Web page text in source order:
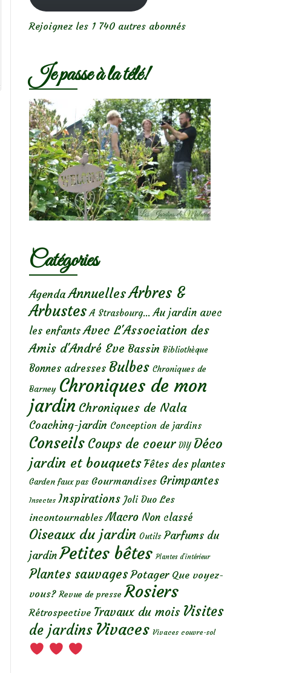
Rejoignez les 1 740 autres abonnés
Je passe à la télé!
Catégories
Agenda AnnuellesArbres &
Arbustes A Strasbourg... Au jardin avec
les enfants Avec L'Association des
Amis d'André Eve Bassin Bibliothèque
Bonnes adresses Bulbes Chroniques de
Barney Chroniques de mon
jardin Chroniques de Nala
Coaching-jardin Conception de jardins
Conseils Coups de coeur DIY Déco
jardin et bouquets Fêtes des plantes
Garden faux pas Gourmandises Grimpantes
Insectes Inspirations Joli Duo Les
incontournables Macro Non classé
Oiseaux du jardin Outils Parfums du
jardin Petites bêtes Plantes d’intérieur
Plantes sauvages Potager Que voyez-
vous? Revue de presse Rosiers
Rétrospective Travaux du mois Visites
de jardins Vivaces Vivaces couvre-sol